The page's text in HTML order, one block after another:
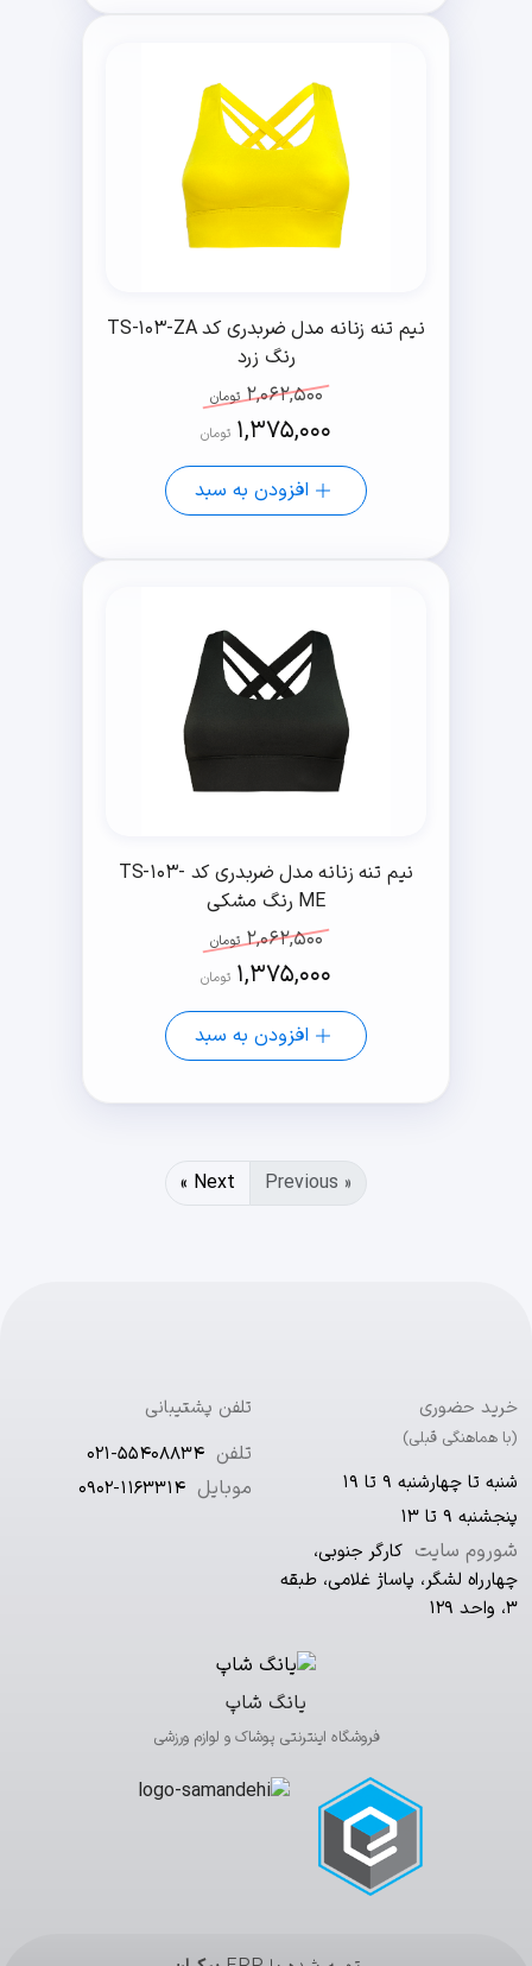
نیم تنه زنانه مدل ضربدری کد TS-103-ZA
رنگ زرد
2,062,500 تومان
1,375,000 تومان
افزودن به سبد
نیم تنه زنانه مدل ضربدری کد TS-103-
ME رنگ مشکی
2,062,500 تومان
1,375,000 تومان
افزودن به سبد
« Previous
Next »
خرید حضوری
(با هماهنگی قبلی)
شنبه تا چهارشنبه ۹ تا ۱۹
پنجشنبه ۹ تا ۱۳
شوروم سایت کارگر جنوبی،
چهارراه لشگر، پاساژ غلامی، طبقه
۳، واحد ۱۲۹
تلفن پشتیبانی
تلفن 021-55408834
موبایل 0902-1163314
یانگ شاپ
فروشگاه اینترنتی پوشاک و لوازم ورزشی